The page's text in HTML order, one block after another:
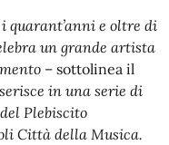
i quarant’anni e oltre di
un grande artista
– sottolinea il
in una serie di
Plebiscito
Città della Musica.